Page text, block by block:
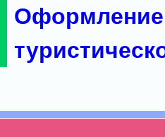
Оформление